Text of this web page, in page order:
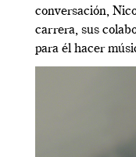
conversación,
carrera, sus
para él hacer